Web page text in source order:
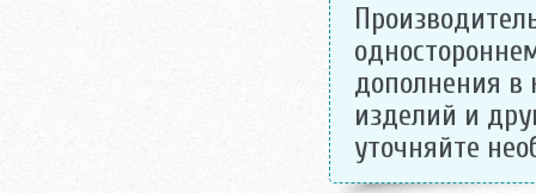
дополнения
изделий и
уточняйте